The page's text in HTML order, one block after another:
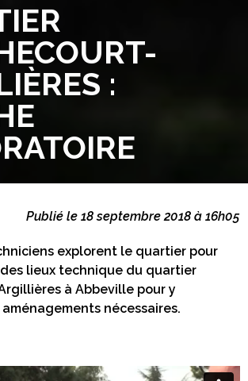
:
Publié le 18 septembre 2018 à 16h05
explorent le quartier pour
lieux technique du quartier
à Abbeville pour y
nécessaires.